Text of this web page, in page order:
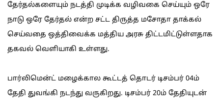
தேர்தல்களையும் நடத்தி முடிக்க வழிவகை செய்யும் ஒரே
நாடு ஒரே தேர்தல் என்ற சட்ட திருத்த மசோதா தாக்கல்
செய்வதை ஒத்திவைக்க மத்திய அரசு திட்டமிட்டுள்ளதாக
தகவல் வெளியாகி உள்ளது.
பார்லிமென்ட் மழைக்கால கூட்டத் தொடர் டிசம்பர் 04ம்
தேதி துவங்கி நடந்து வருகிறது. டிசம்பர் 20ம் தேதியுடன்